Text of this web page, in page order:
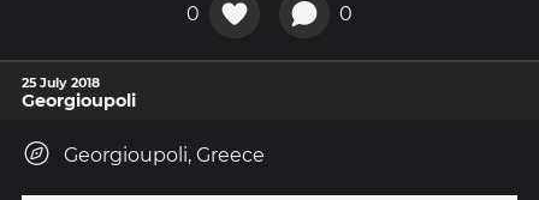
0 0
25 July 2018
Georgioupoli
Georgioupoli, Greece